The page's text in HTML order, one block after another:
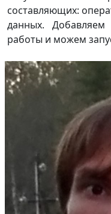
составляющих:
данных.
работы и можем